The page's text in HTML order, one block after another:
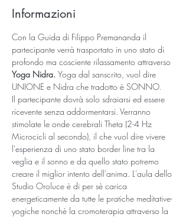
Informazioni
Con la Guida di Filippo Premananda il
partecipante verrà trasportato in uno stato di
profondo ma cosciente rilassamento attraverso
Yoga Nidra. Yoga dal sanscrito, vuol dire
UNIONE e Nidra che tradotto è SONNO.
Il partecipante dovrà solo sdraiarsi ed essere
ricevente senza addormentarsi. Verranno
stimolate le onde cerebrali Theta (2-4 Hz
Microcicli al secondo), il che vuol dire vivere
l'esperienza di uno stato border line tra la
veglia e il sonno e da quello stato potremo
creare il miglior intento dell'anima. L'aula dello
Studio Oroluce è di per sè carica
energeticamente da tutte le pratiche meditative-
yogiche nonchè la cromoterapia attraverso la